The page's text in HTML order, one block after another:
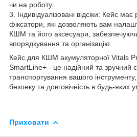
чи на роботу.
3. Індивідуалізовані відсіки: Кейс має
фіксатори, які дозволяють вам
КШМ та його аксесуари,
впорядкування та організацію.
Кейс для КШМ акумуляторної Vitals
SmartLine+ - це надійний та зручний
транспортування вашого
безпеку та довговічність в будь-яких
Приховати